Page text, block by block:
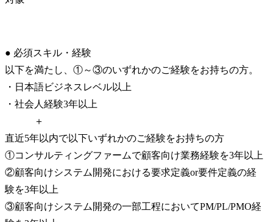
● 必須スキル・経験
以下を満たし、①～③のいずれかのご経験をお持ちの方。
・日本語ビジネスレベル以上
・社会人経験3年以上
＋
直近5年以内で以下いずれかのご経験をお持ちの方
①コンサルティングファームで顧客向け業務経験を3年以上
②顧客向けシステム開発における要求定義or要件定義の経
験を3年以上
③顧客向けシステム開発の一部工程においてPM/PL/PMO経